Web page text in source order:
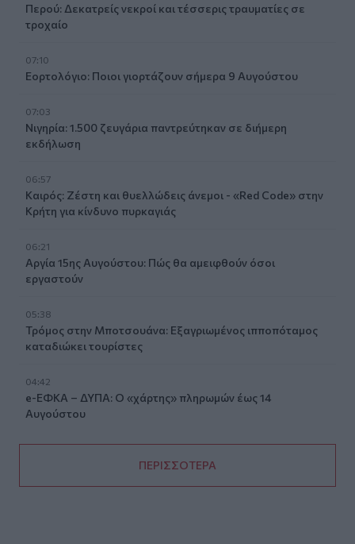
Περού: Δεκατρείς νεκροί και τέσσερις τραυματίες σε
τροχαίο
07:10
Εορτολόγιο: Ποιοι γιορτάζουν σήμερα 9 Αυγούστου
07:03
Νιγηρία: 1.500 ζευγάρια παντρεύτηκαν σε διήμερη
εκδήλωση
06:57
Καιρός: Ζέστη και θυελλώδεις άνεμοι - «Red Code» στην
Κρήτη για κίνδυνο πυρκαγιάς
06:21
Αργία 15ης Αυγούστου: Πώς θα αμειφθούν όσοι
εργαστούν
05:38
Τρόμος στην Μποτσουάνα: Εξαγριωμένος ιπποπόταμος
καταδιώκει τουρίστες
04:42
e-ΕΦΚΑ – ΔΥΠΑ: Ο «χάρτης» πληρωμών έως 14
Αυγούστου
ΠΕΡΙΣΣΟΤΕΡΑ